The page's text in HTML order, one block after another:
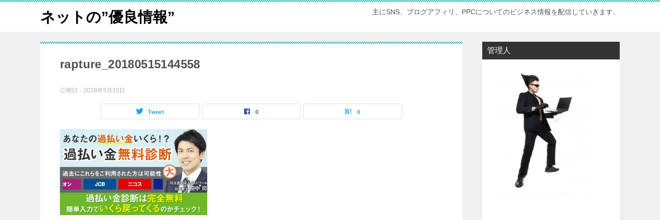
ネットの”優良情報” 主にSNS、ブログアフィリ、PPCについてのビジネス情報を配信していきます。
rapture_20180515144558
公開日： 2018年5月15日
Tweet 0 0
管理人